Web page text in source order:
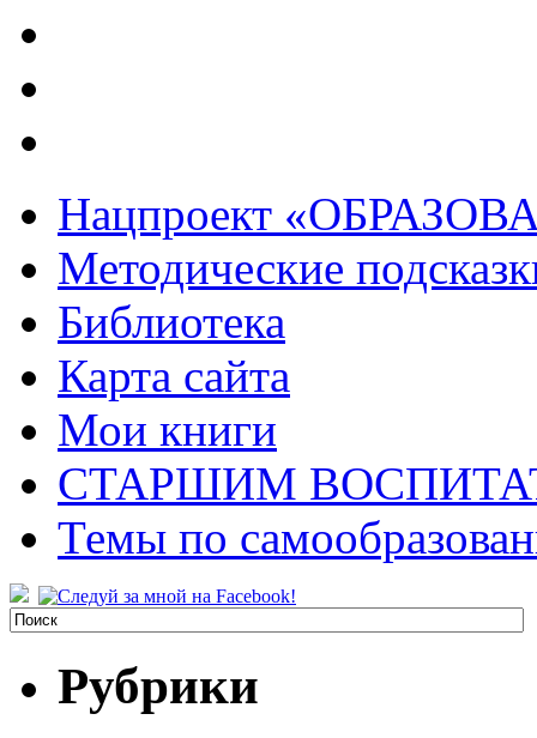
Нацпроект
Методические
Библиотека
Карта сайта
Мои книги
СТАРШИМ
Темы по
Рубрики